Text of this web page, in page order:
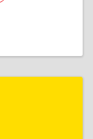
Бор г,